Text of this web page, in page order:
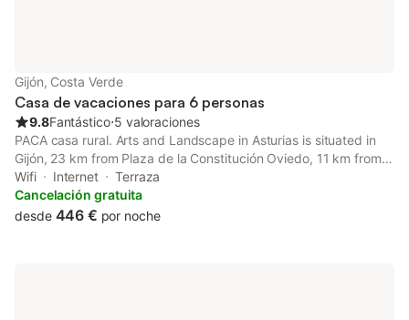
Gijón, Costa Verde
Casa de vacaciones para 6 personas
9.8Fantástico⋅5 valoraciones
PACA casa rural. Arts and Landscape in Asturias is situated in
Gijón, 23 km from Plaza de la Constitución Oviedo, 11 km from
Aquarium of Gijon, as well as 13 km from Gijón - Sanz Crespo
Train Station.
Wifi Internet
Terraza
Cancelación gratuita
desde 446 € por noche